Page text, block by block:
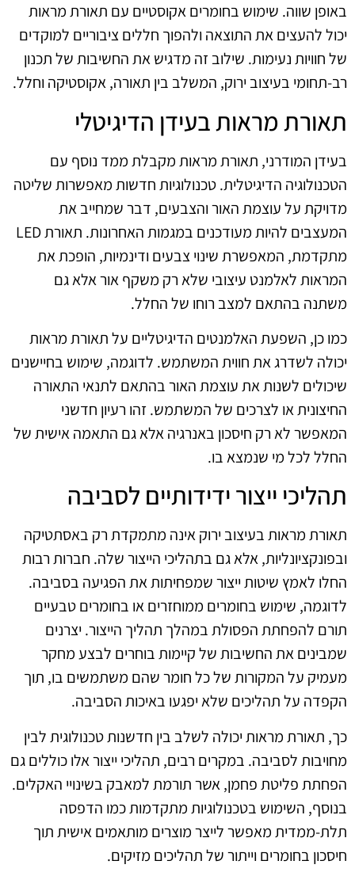
באופן שווה. שימוש בחומרים אקוסטיים עם תאורת מראות
יכול להעצים את התוצאה ולהפוך חללים ציבוריים למוקדים
של חוויות נעימות. שילוב זה מדגיש את החשיבות של תכנון
רב-תחומי בעיצוב ירוק, המשלב בין תאורה, אקוסטיקה וחלל.
תאורת מראות בעידן הדיגיטלי
בעידן המודרני, תאורת מראות מקבלת ממד נוסף עם
הטכנולוגיה הדיגיטלית. טכנולוגיות חדשות מאפשרות שליטה
מדויקת על עוצמת האור והצבעים, דבר שמחייב את
המעצבים להיות מעודכנים במגמות האחרונות. תאורת LED
מתקדמת, המאפשרת שינוי צבעים ודינמיות, הופכת את
המראות לאלמנט עיצובי שלא רק משקף אור אלא גם
משתנה בהתאם למצב רוחו של החלל.
כמו כן, השפעת האלמנטים הדיגיטליים על תאורת מראות
יכולה לשדרג את חווית המשתמש. לדוגמה, שימוש בחיישנים
שיכולים לשנות את עוצמת האור בהתאם לתנאי התאורה
החיצונית או לצרכים של המשתמש. זהו רעיון חדשני
המאפשר לא רק חיסכון באנרגיה אלא גם התאמה אישית של
החלל לכל מי שנמצא בו.
תהליכי ייצור ידידותיים לסביבה
תאורת מראות בעיצוב ירוק אינה מתמקדת רק באסתטיקה
ובפונקציונליות, אלא גם בתהליכי הייצור שלה. חברות רבות
החלו לאמץ שיטות ייצור שמפחיתות את הפגיעה בסביבה.
לדוגמה, שימוש בחומרים ממוחזרים או בחומרים טבעיים
תורם להפחתת הפסולת במהלך תהליך הייצור. יצרנים
שמבינים את החשיבות של קיימות בוחרים לבצע מחקר
מעמיק על המקורות של כל חומר שהם משתמשים בו, תוך
הקפדה על תהליכים שלא יפגעו באיכות הסביבה.
כך, תאורת מראות יכולה לשלב בין חדשנות טכנולוגית לבין
מחויבות לסביבה. במקרים רבים, תהליכי ייצור אלו כוללים גם
הפחתת פליטת פחמן, אשר תורמת למאבק בשינויי האקלים.
בנוסף, השימוש בטכנולוגיות מתקדמות כמו הדפסה
תלת-ממדית מאפשר לייצר מוצרים מותאמים אישית תוך
חיסכון בחומרים וייתור של תהליכים מזיקים.